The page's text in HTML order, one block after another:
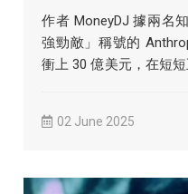
作者 MoneyDJ 據兩名
強勁敵」稱號的
衝上 30 億美元，在短
02 June 2025